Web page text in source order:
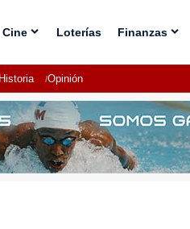
Cine Loterías Finanzas
Historia Opinión